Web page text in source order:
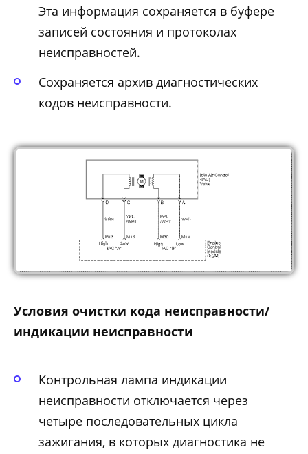
Эта информация сохраняется в буфере
записей состояния и протоколах
неисправностей.
Сохраняется архив диагностических
кодов неисправности.
Условия очистки кода неисправности/
индикации неисправности
Контрольная лампа индикации
неисправности отключается через
четыре последовательных цикла
зажигания, в которых диагностика не